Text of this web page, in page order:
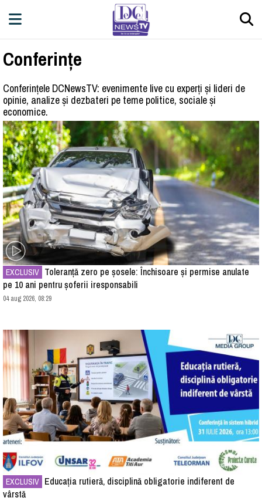
Conferințe
Conferințele DCNewsTV: evenimente live cu experți și lideri de
opinie, analize și dezbateri pe teme politice, sociale și
economice.
EXCLUSIV
pe 10 ani pentru șoferii iresponsabili
04 aug 2026, 08:29
EXCLUSIV
vârstă